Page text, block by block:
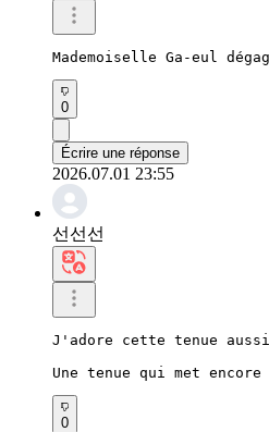
Mademoiselle Ga-eul
0
Écrire une réponse
2026.07.01 23:55
선선선
J'adore cette tenue
Une tenue qui met
0